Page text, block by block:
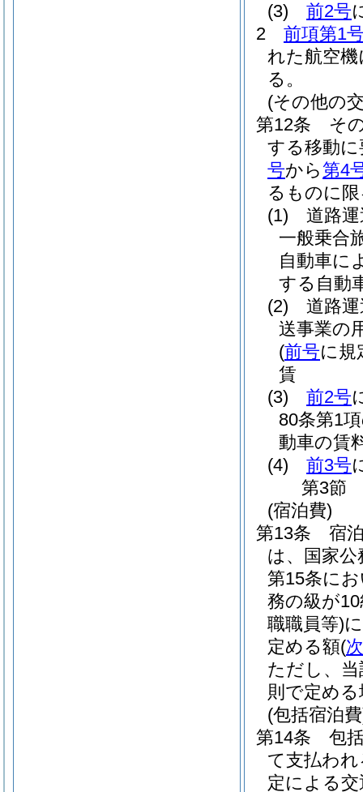
(3)
前2号
2
前項第1
れた航空
る。
(その他の
第12条
そ
する移動
号から第4
るものに
(1)
道路
一般乗合
自動車に
する自動
(2)
道路
送事業の
(前号に規
賃
(3)
前2号
80条第1
動車の賃
(4)
前3号
第3節
(宿泊費)
第13条
宿
は、国家
第15条に
務の級が
職職員等)
定める額(
ただし、
則で定め
(包括宿泊
第14条
包
て支払わ
定による